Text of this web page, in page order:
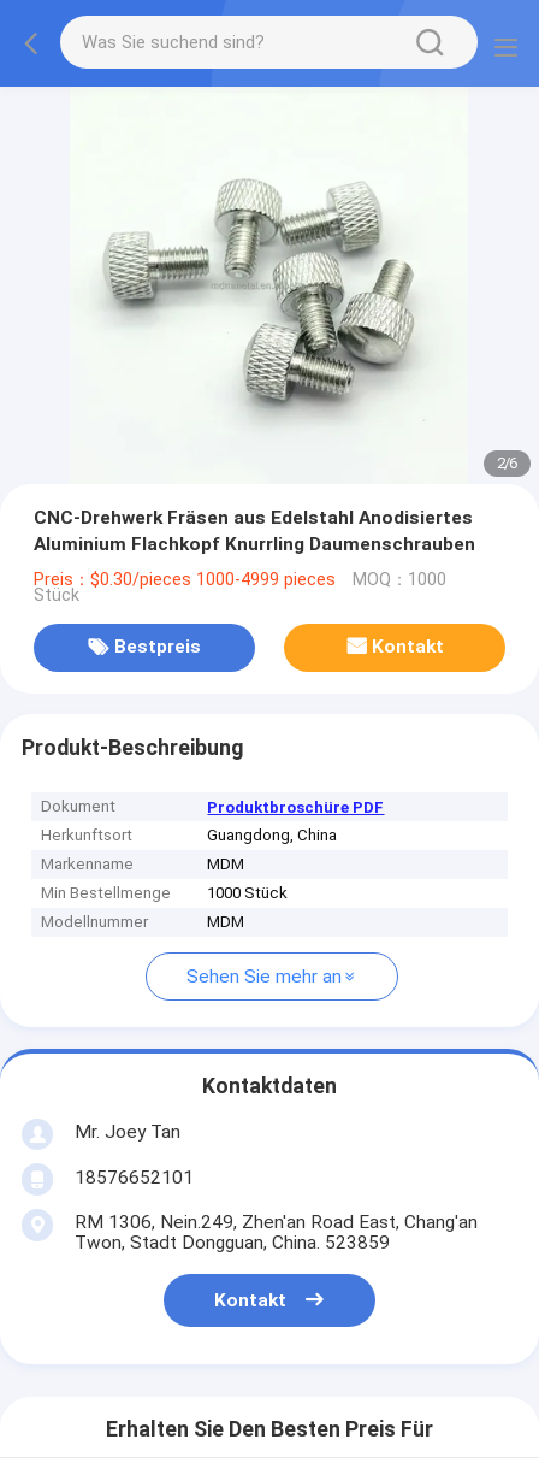
2/6
CNC-Drehwerk Fräsen aus Edelstahl Anodisiertes
Aluminium Flachkopf Knurrling Daumenschrauben
Preis：$0.30/pieces 1000-4999 pieces MOQ：1000
Stück
Bestpreis Kontakt
Produkt-Beschreibung
Dokument
Produktbroschüre PDF
Herkunftsort
Guangdong, China
Markenname
MDM
Min Bestellmenge
1000 Stück
Modellnummer
MDM
Sehen Sie mehr an
Kontaktdaten
Mr. Joey Tan
18576652101
RM 1306, Nein.249, Zhen'an Road East, Chang'an
Twon, Stadt Dongguan, China. 523859
Kontakt
Erhalten Sie Den Besten Preis Für